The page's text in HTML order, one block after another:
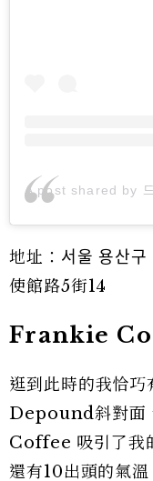
A post shared by
地址：서울 용산
使館路5街14
Frankie
逛到此時的我恰
Depound斜對面
Coffee 吸引了我
還有10出頭的氣